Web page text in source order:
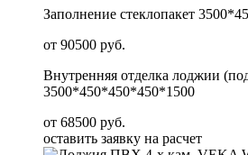
Заполнение стеклопакет
от 90500 руб.
Внутренняя отделка лоджии
3500*450*450*450*1500
от 68500 руб.
оставить заявку на расчет